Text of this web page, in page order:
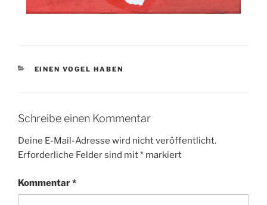
KATEGORIEN
EINEN VOGEL HABEN
Schreibe einen Kommentar
Deine E-Mail-Adresse wird nicht veröffentlicht.
Erforderliche Felder sind mit* markiert
Kommentar*